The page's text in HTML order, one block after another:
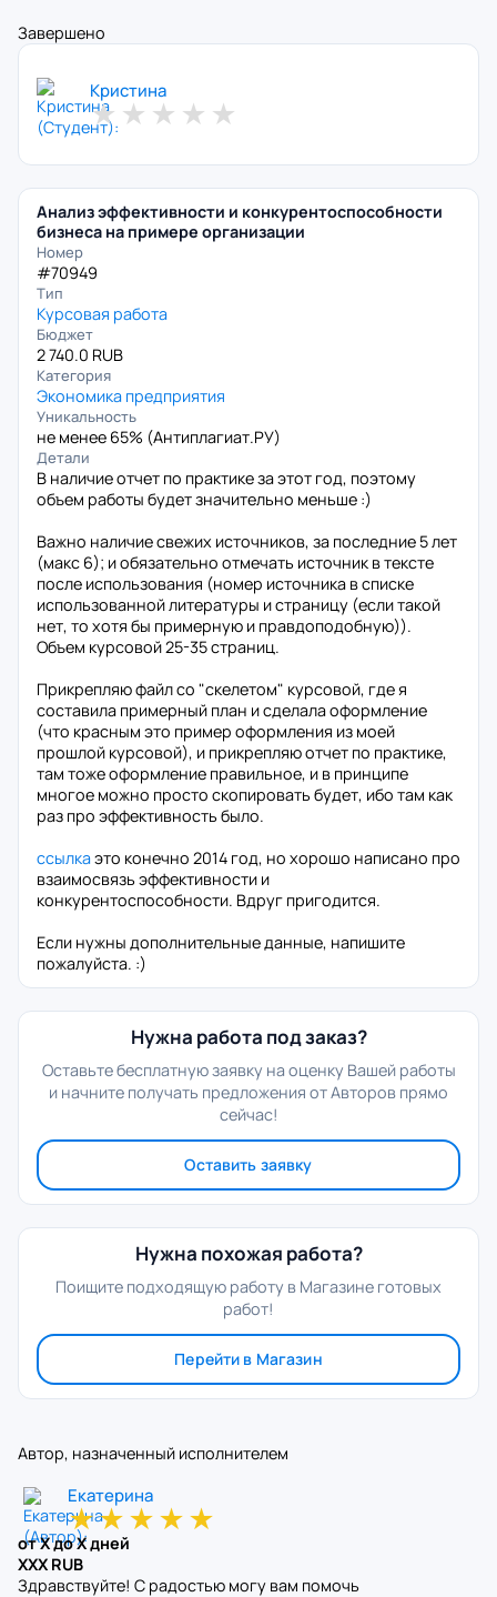
Завершено
Кристина
★ ★ ★ ★ ★
Анализ эффективности и конкурентоспособности
бизнеса на примере организации
Номер
#70949
Тип
Курсовая работа
Бюджет
2 740.0 RUB
Категория
Экономика предприятия
Уникальность
не менее 65% (Антиплагиат.РУ)
Детали
В наличие отчет по практике за этот год, поэтому
объем работы будет значительно меньше :)
Важно наличие свежих источников, за последние 5 лет
(макс 6); и обязательно отмечать источник в тексте
после использования (номер источника в списке
использованной литературы и страницу (если такой
нет, то хотя бы примерную и правдоподобную)).
Объем курсовой 25-35 страниц.
Прикрепляю файл со "скелетом" курсовой, где я
составила примерный план и сделала оформление
(что красным это пример оформления из моей
прошлой курсовой), и прикрепляю отчет по практике,
там тоже оформление правильное, и в принципе
многое можно просто скопировать будет, ибо там как
раз про эффективность было.
ссылкаэто конечно 2014 год, но хорошо написано про
взаимосвязь эффективности и
конкурентоспособности. Вдруг пригодится.
Если нужны дополнительные данные, напишите
пожалуйста. :)
Нужна работа под заказ?
Оставьте бесплатную заявку на оценку Вашей работы
и начните получать предложения от Авторов прямо
сейчас!
Оставить заявку
Нужна похожая работа?
Поищите подходящую работу в Магазине готовых
работ!
Перейти в Магазин
Автор, назначенный исполнителем
Екатерина
★★★★★
от X до X дней
XXX RUB
Здравствуйте! С радостью могу вам помочь